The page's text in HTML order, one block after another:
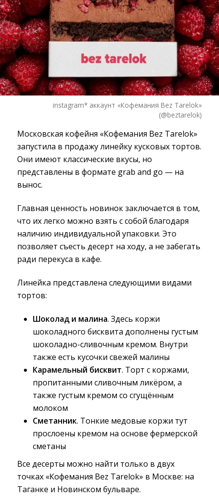
instagram* аккаунт «Кофемания Bez Tarelok»
(@beztarelok)
Московская кофейня «Кофемания Bez Tarelok»
запустила в продажу линейку кусковых тортов.
Они имеют классические вкусы, но
представлены в формате grab and go — на
вынос.
Главная ценность новинок заключается в том,
что их легко можно взять с собой благодаря
наличию индивидуальной упаковки. Это
позволяет съесть десерт на ходу, а не забегать
ради перекуса в кафе.
Линейка представлена следующими видами
тортов:
Шоколад и малина. Здесь коржи
шоколадного бисквита дополнены густым
шоколадно-сливочным кремом. Внутри
также есть кусочки свежей малины
Карамельный бисквит. Торт с коржами,
пропитанными сливочным ликёром, а
также густым кремом со сгущённым
молоком
Сметанник. Тонкие медовые коржи тут
прослоены кремом на основе фермерской
сметаны
Все десерты можно найти только в двух
точках «Кофемания Bez Tarelok» в Москве: на
Таганке и Новинском бульваре.